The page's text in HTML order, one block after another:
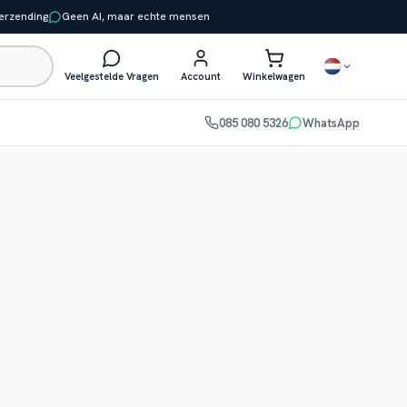
Geen AI, maar echte mensen
Veelgestelde Vragen Account Winkelwagen
085 080 5326 WhatsApp